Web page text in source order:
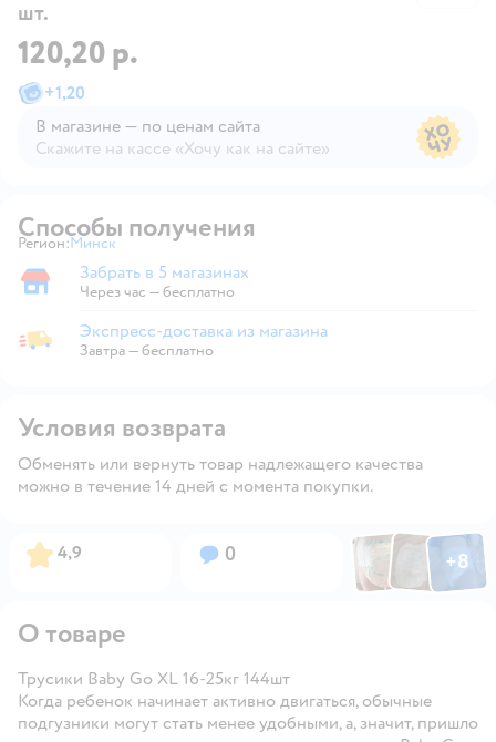
шт.
120,20 р.
+1,20
В магазине — по ценам сайта
Скажите на кассе «Хочу как на сайте»
Способы получения
Регион: Выбор адреса доставки.
Минск
Забрать в магазине
Забрать в 5 магазинах
Через час — бесплатно
Экспресс-доставка из магазина
Экспресс-доставка из магазина
Завтра—бесплатно
Условия возврата
Обменять или вернуть товар надлежащего качества
можно в течение 14 дней с момента покупки.
Рейтинг:
4,9 Вопросов:
0 ФотоФотоФото
+8
Открыть
О товаре
Трусики Baby Go XL 16-25кг 144шт
Когда ребенок начинает активно двигаться, обычные
подгузники могут стать менее удобными, а, значит, пришло